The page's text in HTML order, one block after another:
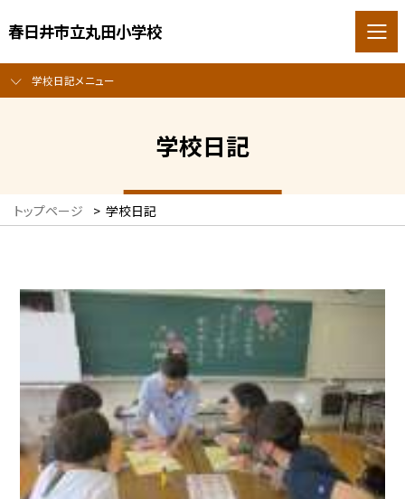
春日井市立丸田小学校
学校日記メニュー
学校日記
トップページ > 学校日記